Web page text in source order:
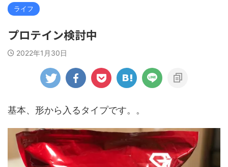
ライフ
プロテイン検討中
2022年1月30日
基本、形から入るタイプです。。